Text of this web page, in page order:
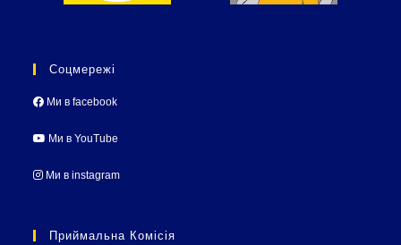
Соцмережі
Ми в facebook
Ми в YouTube
Ми в instagram
Приймальна Комісія